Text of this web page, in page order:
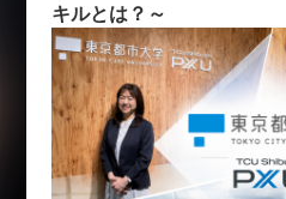
キルとは？～